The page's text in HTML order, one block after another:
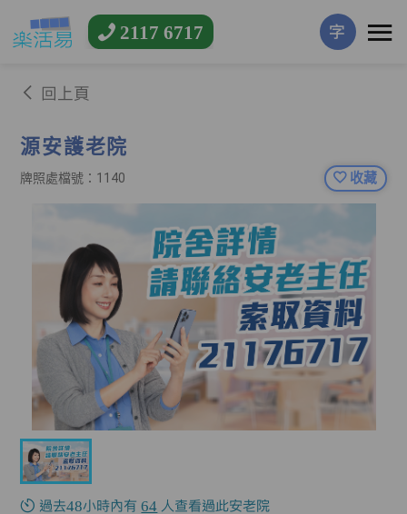
2117 6717 字
回上頁
源安護老院
牌照處檔號：1140 收藏
過去48小時內有64 人查看過此安老院